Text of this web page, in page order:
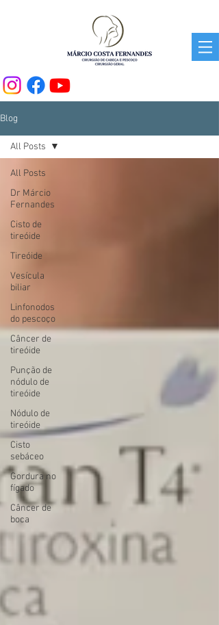
Blog
All Posts
Dr Márcio
Fernandes
Cisto de
tireóide
Tireóide
Vesícula
biliar
Linfonodos
do pescoço
Câncer de
tireóide
Punção de
nódulo de
tireóide
Nódulo de
tireóide
Cisto
sebáceo
Gordura no
fígado
Câncer de
boca
All Posts